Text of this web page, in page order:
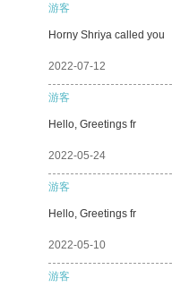
游客
Horny Shriya called you
2022-07-12
游客
Hello, Greetings fr
2022-05-24
游客
Hello, Greetings fr
2022-05-10
游客